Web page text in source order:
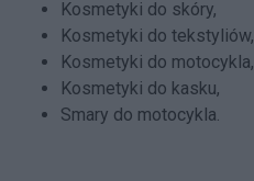
Kosmetyki do skóry,
Kosmetyki do tekstyliów,
Kosmetyki do motocykla,
Kosmetyki do kasku,
Smary do motocykla.